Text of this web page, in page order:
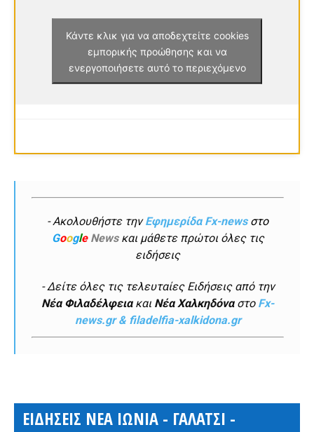
Κάντε κλικ για να αποδεχτείτε cookies
εμπορικής προώθησης και να
ενεργοποιήσετε αυτό το περιεχόμενο
- Ακολουθήστε τηνΕφημερίδα Fx-newsστο
Google Newsκαι μάθετε πρώτοι όλες τις
ειδήσεις
- Δείτε όλες τις τελευταίες Ειδήσεις από την
Νέα Φιλαδέλφειακαι Νέα Χαλκηδόναστο Fx-
news.gr & filadelfia-xalkidona.gr
ΕΙΔΗΣΕΙΣ ΝΕΑ ΙΩΝΙΑ - ΓΑΛΑΤΣΙ -